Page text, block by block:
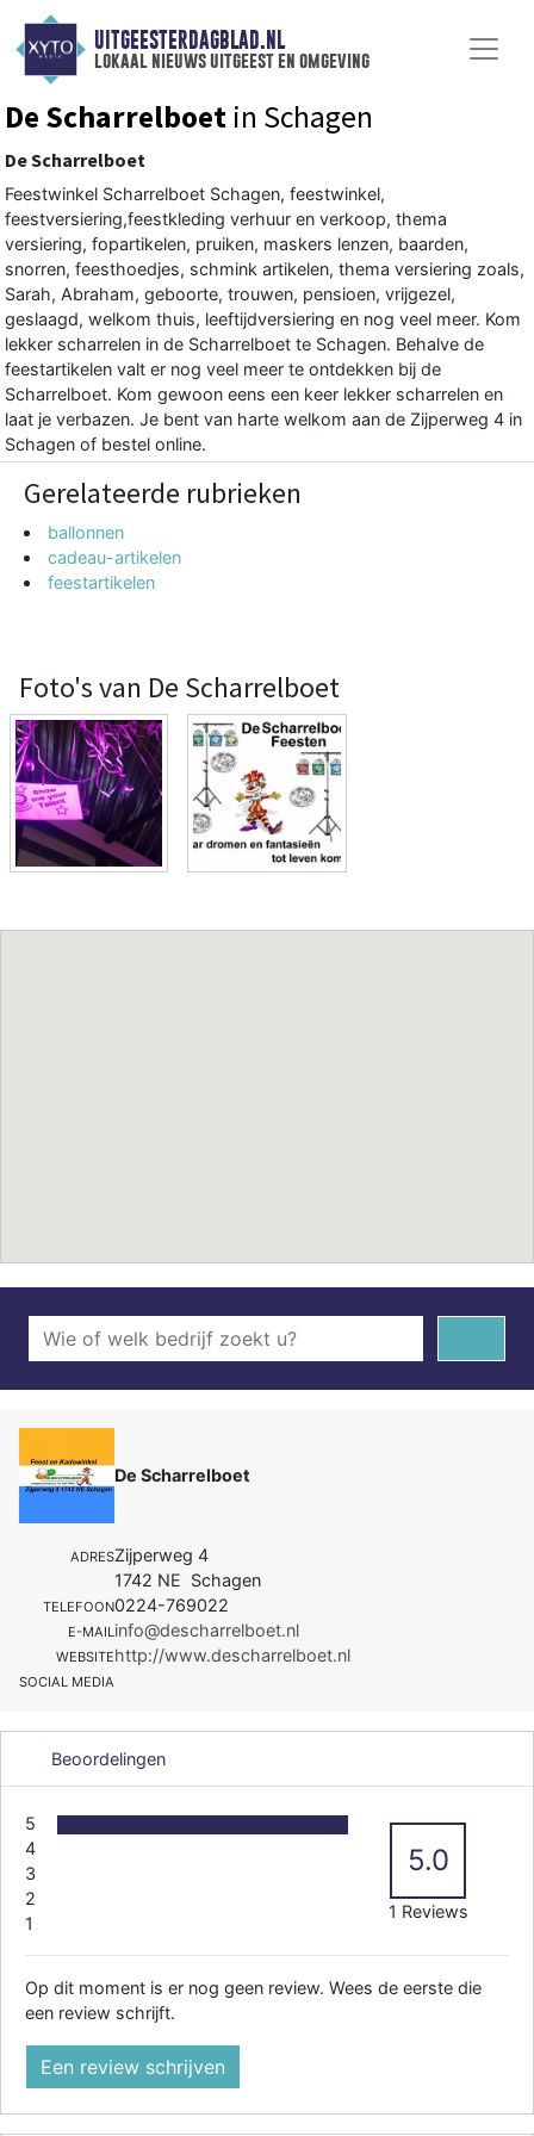
UITGEESTERDAGBLAD.NL
lokaal nieuws uitgeest en omgeving
De Scharrelboet in Schagen
De Scharrelboet
Feestwinkel Scharrelboet Schagen, feestwinkel,
feestversiering,feestkleding verhuur en verkoop, thema
versiering, fopartikelen, pruiken, maskers lenzen, baarden,
snorren, feesthoedjes, schmink artikelen, thema versiering zoals,
Sarah, Abraham, geboorte, trouwen, pensioen, vrijgezel,
geslaagd, welkom thuis, leeftijdversiering en nog veel meer. Kom
lekker scharrelen in de Scharrelboet te Schagen. Behalve de
feestartikelen valt er nog veel meer te ontdekken bij de
Scharrelboet. Kom gewoon eens een keer lekker scharrelen en
laat je verbazen. Je bent van harte welkom aan de Zijperweg 4 in
Schagen of bestel online.
Gerelateerde rubrieken
ballonnen
cadeau-artikelen
feestartikelen
Foto's van De Scharrelboet
De Scharrelboet
ADRESZijperweg 4
1742 NE Schagen
TELEFOON0224-769022
E-MAILinfo@descharrelboet.nl
WEBSITEhttp://www.descharrelboet.nl
SOCIAL MEDIA
Beoordelingen
5
4
3
2
1
5.0
1 Reviews
Op dit moment is er nog geen review. Wees de eerste die
een review schrijft.
Een review schrijven